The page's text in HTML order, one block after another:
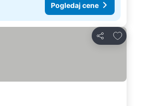
Pogledaj cene
Deli
Dodati u